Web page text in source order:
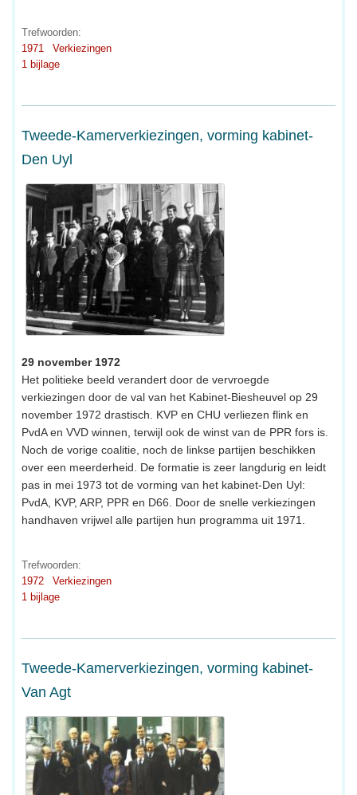
Trefwoorden:
1971
Verkiezingen
1 bijlage
Tweede-Kamerverkiezingen, vorming kabinet-
Den Uyl
29 november 1972
Het politieke beeld verandert door de vervroegde
verkiezingen door de val van het Kabinet-Biesheuvel op 29
november 1972 drastisch. KVP en CHU verliezen flink en
PvdA en VVD winnen, terwijl ook de winst van de PPR fors is.
Noch de vorige coalitie, noch de linkse partijen beschikken
over een meerderheid. De formatie is zeer langdurig en leidt
pas in mei 1973 tot de vorming van het kabinet-Den Uyl:
PvdA, KVP, ARP, PPR en D66. Door de snelle verkiezingen
handhaven vrijwel alle partijen hun programma uit 1971.
Trefwoorden:
1972
Verkiezingen
1 bijlage
Tweede-Kamerverkiezingen, vorming kabinet-
Van Agt